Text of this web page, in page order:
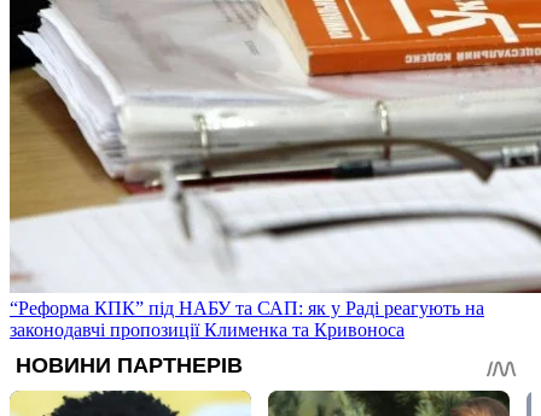
“Реформа КПК” під НАБУ та САП: як у Раді реагують на
законодавчі пропозиції Клименка та Кривоноса